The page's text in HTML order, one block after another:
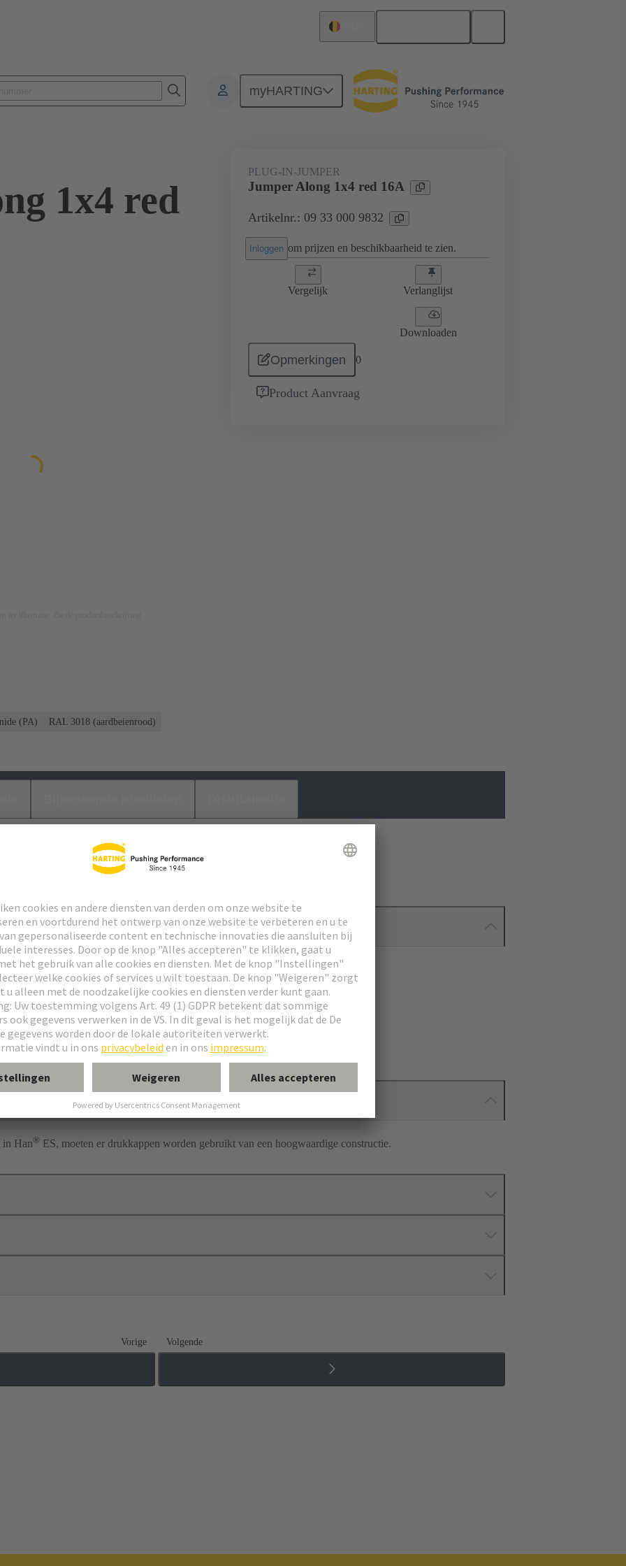
myHARTING
Accessoires Han® ES Press-insteek-jumpers 09 33 000 9832
1x4 red
PLUG-IN-JUMPER
Jumper Along 1x4 red 16A
Artikelnr.: 09 33 000 9832
Inloggen om prijzen en beschikbaarheid te zien.
Vergelijk Verlanglijst
Downloaden
Opmerkingen 0
Product Aanvraag
(PA) RAL 3018 (aardbeienrood)
in Han® ES, moeten er drukkappen worden gebruikt van een hoogwaardige constructie.
Vorige Volgende